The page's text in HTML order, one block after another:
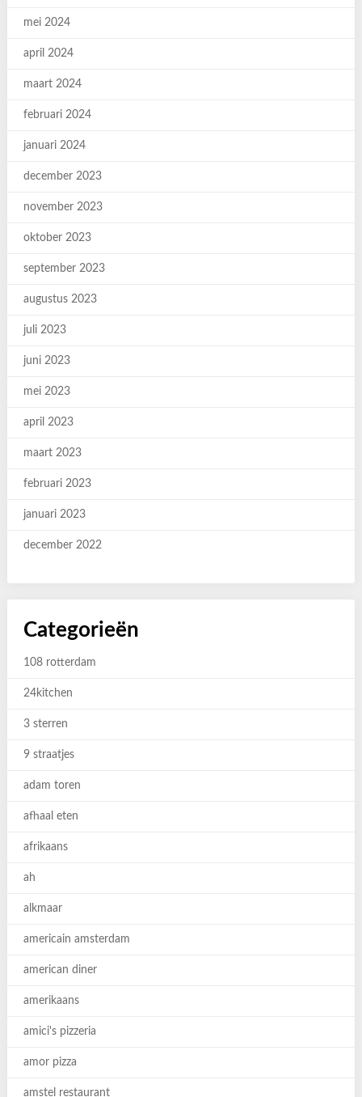
mei 2024
april 2024
maart 2024
februari 2024
januari 2024
december 2023
november 2023
oktober 2023
september 2023
augustus 2023
juli 2023
juni 2023
mei 2023
april 2023
maart 2023
februari 2023
januari 2023
december 2022
Categorieën
108 rotterdam
24kitchen
3 sterren
9 straatjes
adam toren
afhaal eten
afrikaans
ah
alkmaar
americain amsterdam
american diner
amerikaans
amici's pizzeria
amor pizza
amstel restaurant